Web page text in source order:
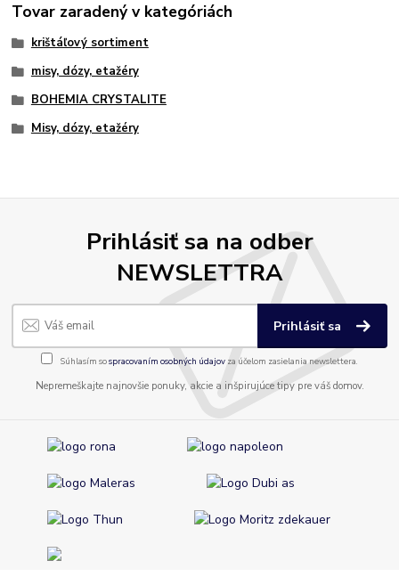
Tovar zaradený v kategóriách
krištáľový sortiment
misy, dózy, etažéry
BOHEMIA CRYSTALITE
Misy, dózy, etažéry
Prihlásiť sa na odber
NEWSLETTRA
Prihlásiť sa
Súhlasím sospracovaním osobných údajov za účelom zasielania newslettera.
Nepremeškajte najnovšie ponuky, akcie a inšpirujúce tipy pre váš domov.